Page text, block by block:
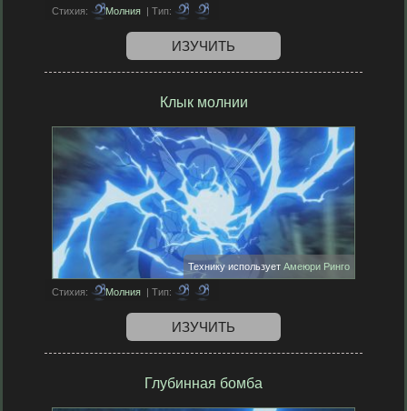
Стихия: Молния | Тип:
ИЗУЧИТЬ
Клык молнии
Технику использует Амеюри Ринго
Стихия: Молния | Тип:
ИЗУЧИТЬ
Глубинная бомба